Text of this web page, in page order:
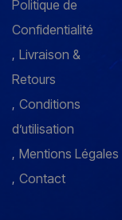
Politique de
Confidentialité
Livraison &
Retours
Conditions
d’utilisation
Mentions Légales
Contact